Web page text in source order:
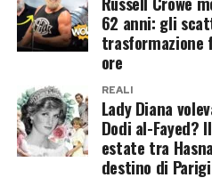
mantenuto un profilo
rispetto al compagno.
Proprio questa differenza
gli autori. Da una parte
telecamere, alle
comunicazione pubblica;
62 anni: gli
trasformazione
ore
REALI
Lady Diana
Dodi al-Fayed?
estate tra
destino di Parigi